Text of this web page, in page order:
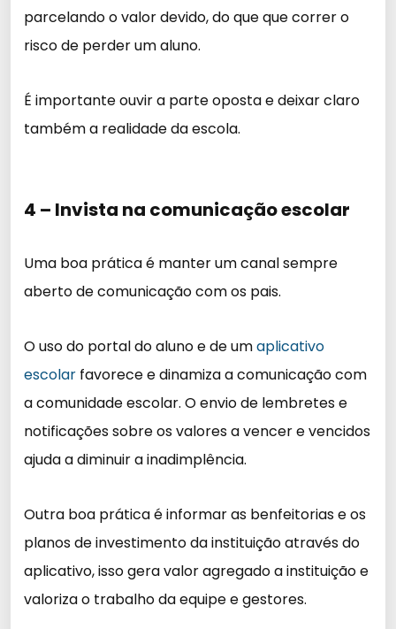
parcelando o valor devido, do que que correr o
risco de perder um aluno.
É importante ouvir a parte oposta e deixar claro
também a realidade da escola.
4 – Invista na comunicação escolar
Uma boa prática é manter um canal sempre
aberto de comunicação com os pais.
O uso do portal do aluno e de umaplicativo
escolar favorece e dinamiza a comunicação com
a comunidade escolar. O envio de lembretes e
notificações sobre os valores a vencer e vencidos
ajuda a diminuir a inadimplência.
Outra boa prática é informar as benfeitorias e os
planos de investimento da instituição através do
aplicativo, isso gera valor agregado a instituição e
valoriza o trabalho da equipe e gestores.